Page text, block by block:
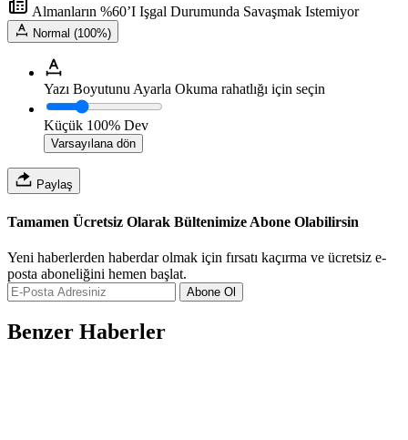
Almanların %60’I Işgal Durumunda Savaşmak Istemiyor
Normal (100%)
Yazı Boyutunu Ayarla Okuma rahatlığı için seçin
Küçük 100% Dev
Varsayılana dön
Paylaş
Tamamen Ücretsiz Olarak Bültenimize Abone Olabilirsin
Yeni haberlerden haberdar olmak için fırsatı kaçırma ve ücretsiz e-
posta aboneliğini hemen başlat.
Abone Ol
Benzer Haberler